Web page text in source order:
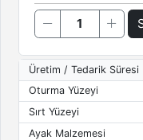
Üretim / Tedarik Süresi
Oturma Yüzeyi
Sırt Yüzeyi
Ayak Malzemesi